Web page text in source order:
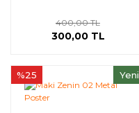
400,00 TL
300,00 TL
Yeni
%25